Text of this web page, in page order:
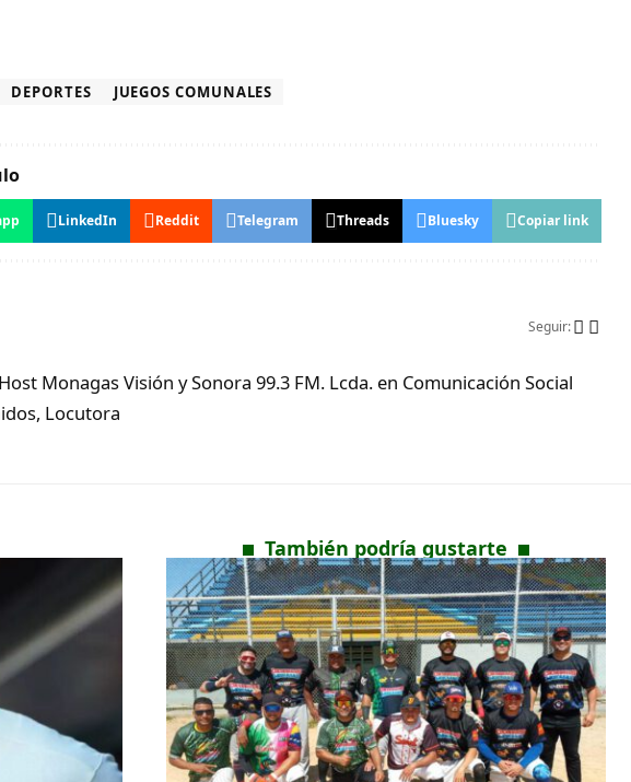
DEPORTES JUEGOS COMUNALES
LinkedIn Reddit Telegram Threads Bluesky Copiar link
Seguir:
Monagas Visión y Sonora 99.3 FM. Lcda. en Comunicación Social
Locutora
También podría gustarte